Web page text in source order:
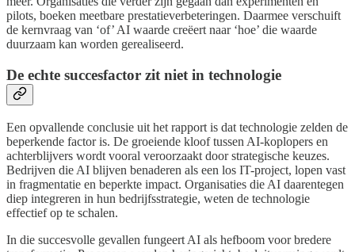
pilots, boeken meetbare prestatieverbeteringen. Daarmee verschuift
de kernvraag van ‘of’ AI waarde creëert naar ‘hoe’ die waarde
duurzaam kan worden gerealiseerd.
De echte succesfactor zit niet in technologie
Een opvallende conclusie uit het rapport is dat technologie zelden de
beperkende factor is. De groeiende kloof tussen AI-koplopers en
achterblijvers wordt vooral veroorzaakt door strategische keuzes.
Bedrijven die AI blijven benaderen als een los IT-project, lopen vast
in fragmentatie en beperkte impact. Organisaties die AI daarentegen
diep integreren in hun bedrijfsstrategie, weten de technologie
effectief op te schalen.
In die succesvolle gevallen fungeert AI als hefboom voor bredere